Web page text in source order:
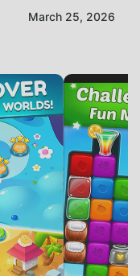
March 25, 2026